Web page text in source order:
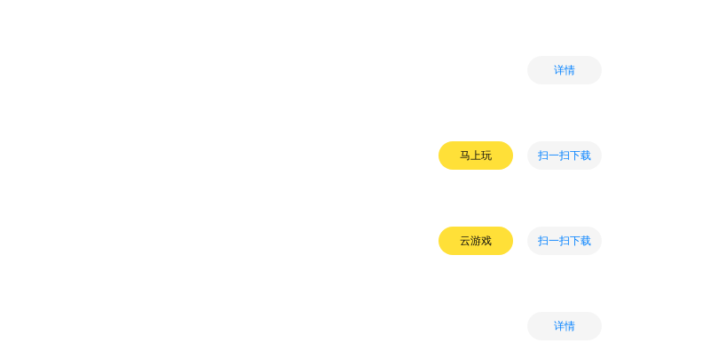
详情
马上玩 扫一扫下载
云游戏 扫一扫下载
详情